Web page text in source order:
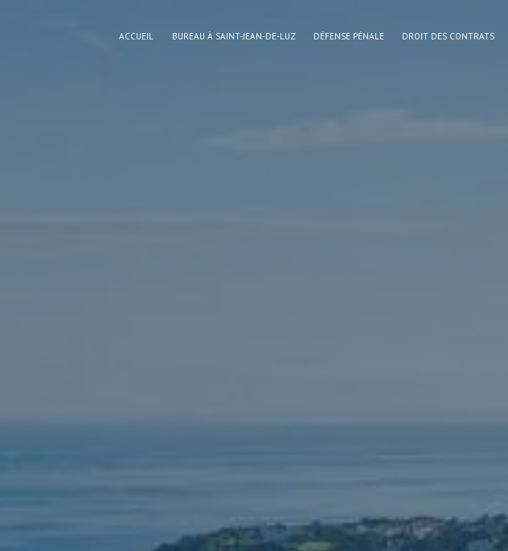
ACCUEIL BUREAU À SAINT-JEAN-DE-LUZ DÉFENSE PÉNALE DROIT DES CONTRATS